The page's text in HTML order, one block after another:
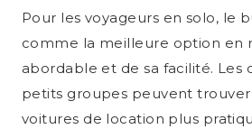
Pour les voyageurs en solo, le
comme la meilleure option en
abordable et de sa facilité. Les
petits groupes peuvent trouver
voitures de location plus